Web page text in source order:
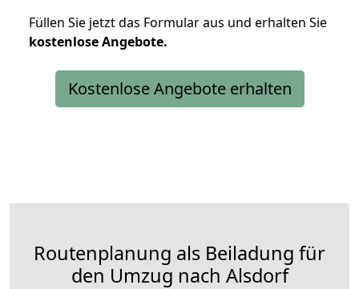
Füllen Sie jetzt das Formular aus und erhalten Sie
kostenloseAngebote.
Kostenlose Angebote erhalten
Routenplanung als Beiladung für
den Umzug nach Alsdorf